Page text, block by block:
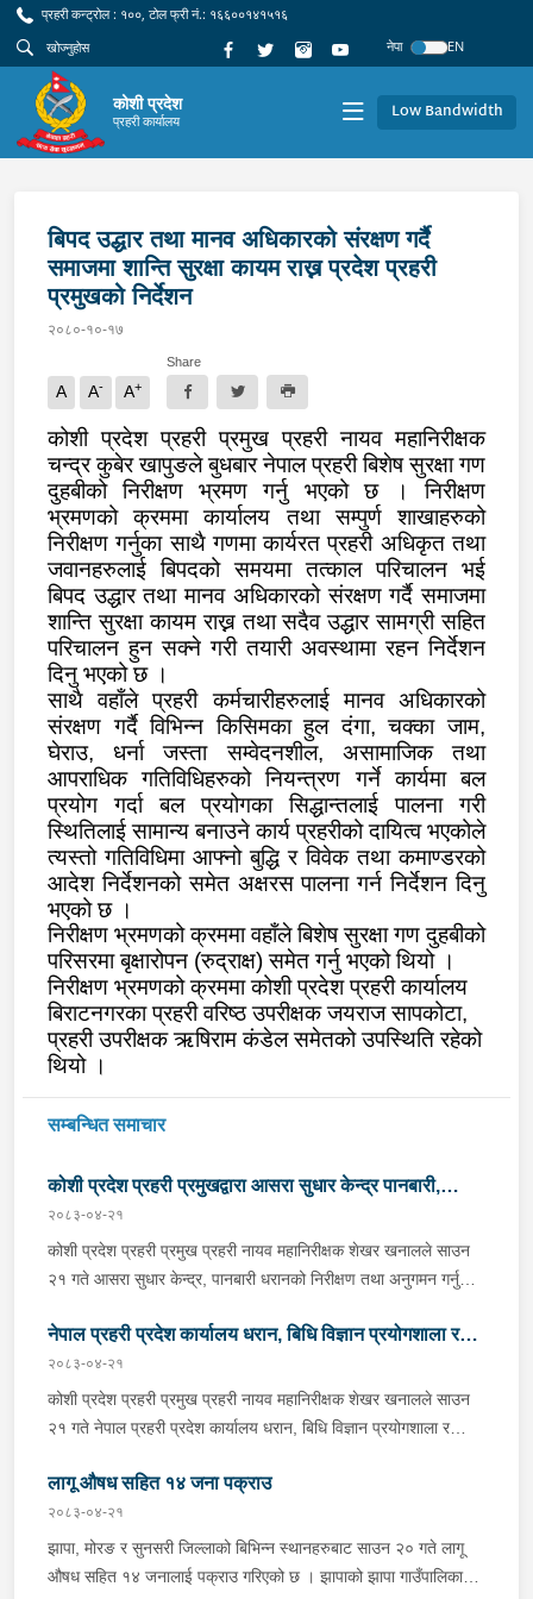
प्रहरी कन्ट्रोल : १००, टोल फ्री नं.: १६६००१४१५१६
नेपा
EN
कोशी प्रदेश
प्रहरी कार्यालय Low Bandwidth
बिपद उद्धार तथा मानव अधिकारको संरक्षण गर्दै
समाजमा शान्ति सुरक्षा कायम राख्न प्रदेश प्रहरी
प्रमुखको निर्देशन
२०८०-१०-१७
A A- A+
Share
कोशी प्रदेश प्रहरी प्रमुख प्रहरी नायव महानिरीक्षक
चन्द्र कुबेर खापुङले बुधबार नेपाल प्रहरी बिशेष सुरक्षा गण
दुहबीको निरीक्षण भ्रमण गर्नु भएको छ । निरीक्षण
भ्रमणको क्रममा कार्यालय तथा सम्पुर्ण शाखाहरुको
निरीक्षण गर्नुका साथै गणमा कार्यरत प्रहरी अधिकृत तथा
जवानहरुलाई बिपदको समयमा तत्काल परिचालन भई
बिपद उद्धार तथा मानव अधिकारको संरक्षण गर्दै समाजमा
शान्ति सुरक्षा कायम राख्न तथा सदैव उद्धार सामग्री सहित
परिचालन हुन सक्ने गरी तयारी अवस्थामा रहन निर्देशन
दिनु भएको छ ।
साथै वहाँले प्रहरी कर्मचारीहरुलाई मानव अधिकारको
संरक्षण गर्दै विभिन्न किसिमका हुल दंगा,चक्का जाम,
घेराउ,धर्ना जस्ता सम्वेदनशील, असामाजिक तथा
आपराधिक गतिविधिहरुको नियन्त्रण गर्ने कार्यमा बल
प्रयोग गर्दा बल प्रयोगका सिद्धान्तलाई पालना गरी
स्थितिलाई सामान्य बनाउने कार्य प्रहरीको दायित्व भएकोले
त्यस्तो गतिविधिमा आफ्नो बुद्धि र विवेक तथा कमाण्डरको
आदेश निर्देशनको समेत अक्षरस पालना गर्न निर्देशन दिनु
भएको छ ।
निरीक्षण भ्रमणको क्रममा वहाँले बिशेष सुरक्षा गण दुहबीको
परिसरमा बृक्षारोपन (रुद्राक्ष) समेत गर्नु भएको थियो ।
निरीक्षण भ्रमणको क्रममा कोशी प्रदेश प्रहरी कार्यालय
बिराटनगरका प्रहरी वरिष्ठ उपरीक्षक जयराज सापकोटा,
प्रहरी उपरीक्षक ऋषिराम कंडेल समेतको उपस्थिति रहेको
थियो ।
सम्बन्धित समाचार
कोशी प्रदेश प्रहरी प्रमुखद्वारा आसरा सुधार केन्द्र पानबारी,
धरानको निरीक्षण
२०८३-०४-२१
कोशी प्रदेश प्रहरी प्रमुख प्रहरी नायव महानिरीक्षक शेखर खनालले साउन
२१ गते आसरा सुधार केन्द्र, पानबारी धरानको निरीक्षण तथा अनुगमन गर्नुको
निर्देशनको क्रममा वँहाले मानवीय, मर्यादित, सम्मानजनक र सहानुभूतिपूर्ण
व्यवहारले उपचार पद्दतिलाई सहज बनाई समाजमा पुनःस्थापनाको बातावरण
श्रृजना गर्न महत्वपूर्ण भुमिका निर्वाह गर्ने हुँदा सुधार केन्द्रमा रहेका
सुधारार्थीहरुको शारीरिक तथा मानसिक तन्दुरुस्ती राख्न बिभिन्न खेलकुदका
तालिमहरूको व्यवस्था मिलाउन निर्देशन दिनु भएको छ । उहाँले सुधार केन्द्रको
चौतर्फी सुरक्षा व्यवस्थालाई मजबुत बनाउन तथा अभिलेख व्यवस्थापनलाई
व्यवस्थित बनाई सुधार केन्द्रलाई जिम्मेवार, सुरक्षित र प्रभावकारी सेवा
केन्द्रका रूपमा सञ्चालन गर्न समेत निर्देशन दिनु भयो । साथै प्रदेश प्रहरी
प्रमुख खनालले केन्द्रमा कार्यरत पदाधिकारीहरु लगायत चिकित्सकहरुसंग
नेपाल प्रहरी प्रदेश कार्यालय धरान, बिधि विज्ञान प्रयोगशाला र
केनाईन शाखाको निरीक्षण तथा अनुगमन
२०८३-०४-२१
कोशी प्रदेश प्रहरी प्रमुख प्रहरी नायव महानिरीक्षक शेखर खनालले साउन
२१ गते नेपाल प्रहरी प्रदेश कार्यालय धरान, बिधि विज्ञान प्रयोगशाला र
कर्मचारीहरुलाई आवश्यक निर्देशन दिनुभएको छ । निर्देशनको क्रममा उहाँले
समाजमा घट्ने बिभिन्न आपराधिक घटनाहरुमा अनुसन्धान कार्यको सुपरीवेक्षण,
समिक्षा गर्न प्रहरीको विशेष प्राविधिक टोली परिचालन गरी अनुसन्धान
कार्यलाई सफल बनाउन र जिल्ला प्रहरी कार्यालयहरूबाट हुने अपराध
लागू औषध सहित १४ जना पक्राउ
२०८३-०४-२१
झापा, मोरङ र सुनसरी जिल्लाको बिभिन्न स्थानहरुबाट साउन २० गते लागू
औषध सहित १४ जनालाई पक्राउ गरिएको छ । झापाको झापा गाउँपालिका–१